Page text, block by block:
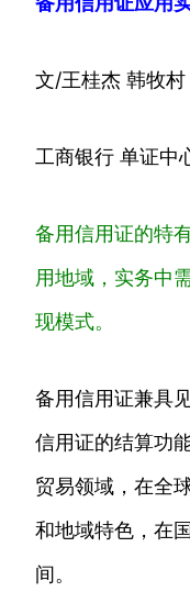
文/王桂杰 韩牧村
工商银行 单证中
备用信用证的特
用地域，实务中
现模式。
备用信用证兼具
信用证的结算功
贸易领域，在全
和地域特色，在
间。